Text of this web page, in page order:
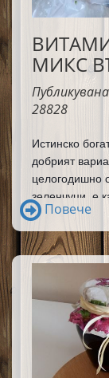
МИКС
28828
Истинско
добрият
целогодишно
зеленчуци, е
произведени.
за зимата и
зеленчуците,
да ви бъде
Нуждаете се
Повече